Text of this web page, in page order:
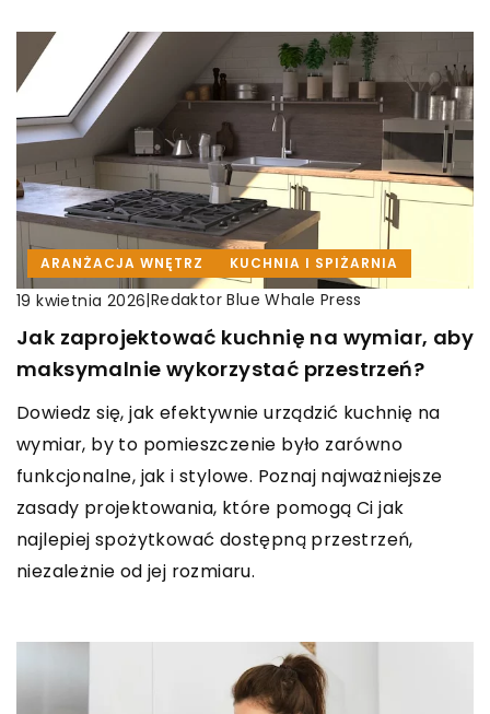
ARANŻACJA WNĘTRZ KUCHNIA I SPIŻARNIA
19 kwietnia 2026|Redaktor Blue Whale Press
Jak zaprojektować kuchnię na wymiar, aby
maksymalnie wykorzystać przestrzeń?
Dowiedz się, jak efektywnie urządzić kuchnię na
wymiar, by to pomieszczenie było zarówno
funkcjonalne, jak i stylowe. Poznaj najważniejsze
zasady projektowania, które pomogą Ci jak
najlepiej spożytkować dostępną przestrzeń,
niezależnie od jej rozmiaru.